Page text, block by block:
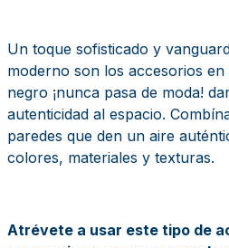
Un toque sofisticado y
moderno son los accesorios
negro ¡nunca pasa de moda!
autenticidad al espacio.
paredes que den un aire
colores, materiales y texturas.
Atrévete a usar este tipo de